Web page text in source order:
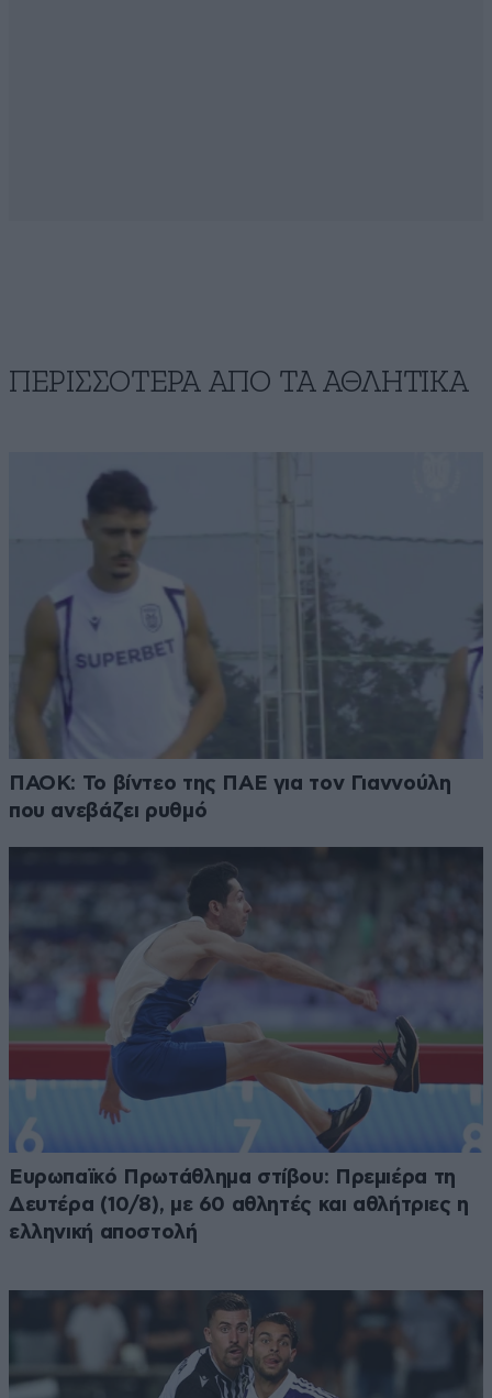
ΠΕΡΙΣΣΟΤΕΡΑ ΑΠΟ ΤA ΑΘΛΗΤΙΚΑ
ΠΑΟΚ: Το βίντεο της ΠΑΕ για τον Γιαννούλη
που ανεβάζει ρυθμό
Ευρωπαϊκό Πρωτάθλημα στίβου: Πρεμιέρα τη
Δευτέρα (10/8), με 60 αθλητές και αθλήτριες η
ελληνική αποστολή